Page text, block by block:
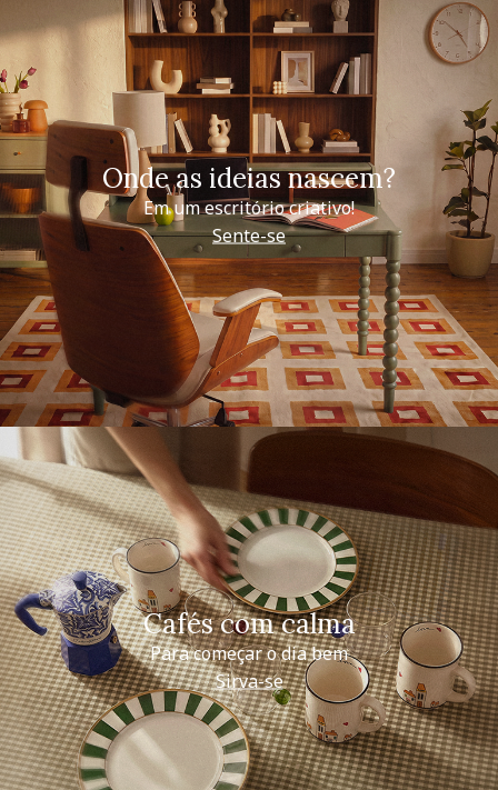
Onde as ideias nascem?
Em um escritório criativo!
Sente-se
Cafés com calma
Para começar o dia bem
Sirva-se